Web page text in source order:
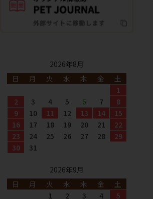
2026年8月
日
月 火 水 木 金
土
1
2
3 4 5 6 7
8
9
10 11 12 13 14
15
16
17 18 19 20 21
22
23
24 25 26 27 28
29
30
31
2026年9月
日
月 火 水 木 金
土
1
2 3 4 5